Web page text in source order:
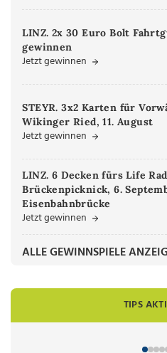
LINZ. 2x 30 Euro Bolt
gewinnen
Jetzt gewinnen
STEYR. 3x2 Karten für
Wikinger Ried, 11. August
Jetzt gewinnen
LINZ. 6 Decken fürs Life
Brückenpicknick, 6.
Eisenbahnbrücke
Jetzt gewinnen
ALLE GEWINNSPIELE
TIPS